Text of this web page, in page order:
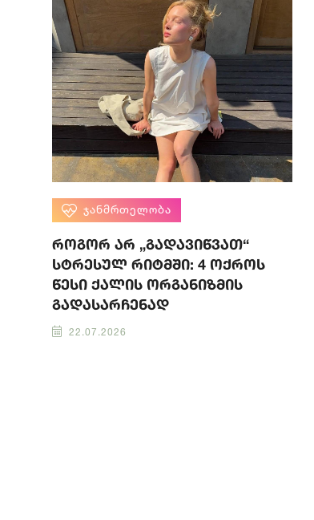
ᲯᲐᲜᲛᲠᲗᲔᲚᲝᲑᲐ
როგორ არ „გადავიწვათ“
სტრესულ რიტმში: 4 ოქროს
წესი ქალის ორგანიზმის
გადასარჩენად
22.07.2026